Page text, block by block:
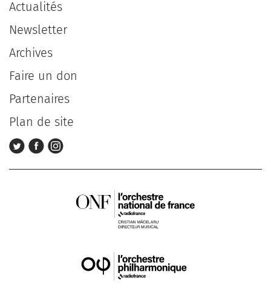
Actualités
Newsletter
Archives
Faire un don
Partenaires
Plan de site